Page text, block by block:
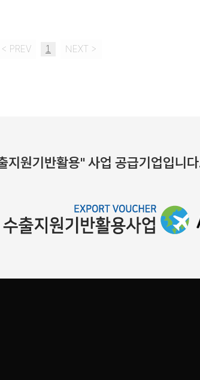
< PREV 1 NEXT >
원기반활용" 사업 공급기업입니